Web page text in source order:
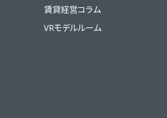
賃貸経営コラム
VRモデルルーム